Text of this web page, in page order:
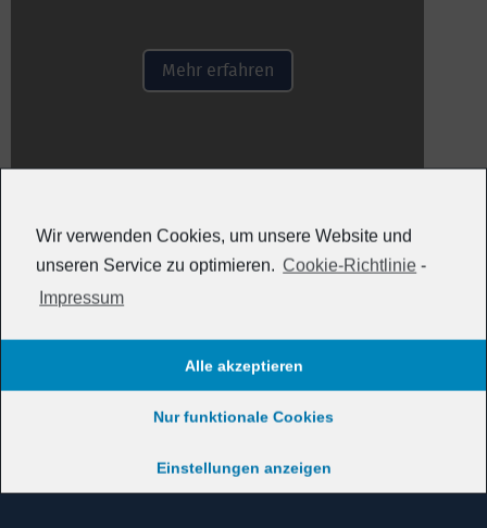
Wir verwenden Cookies, um unsere Website und
unseren Service zu optimieren. Cookie-Richtlinie -
Impressum
Alle akzeptieren
Nur funktionale Cookies
Einstellungen anzeigen
Mehr erfahren
Unsere Partner